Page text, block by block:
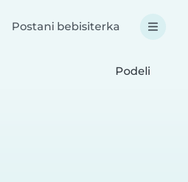
Postani bebisiterka
Podeli